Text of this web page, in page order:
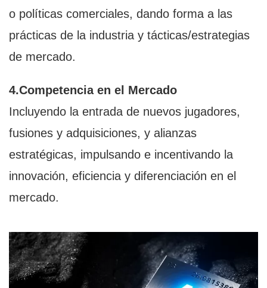
o políticas comerciales, dando forma a las
prácticas de la industria y tácticas/estrategias
de mercado.
4.Competencia en el Mercado
Incluyendo la entrada de nuevos jugadores,
fusiones y adquisiciones, y alianzas
estratégicas, impulsando e incentivando la
innovación, eficiencia y diferenciación en el
mercado.